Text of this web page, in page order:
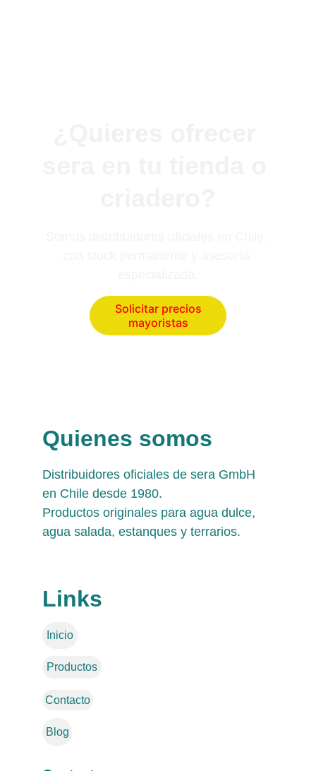
Solicitar precios
mayoristas
Quienes somos
Distribuidores oficiales de sera GmbH
en Chile desde 1980.
Productos originales para agua dulce,
agua salada, estanques y terrarios.
Inicio
Links
Productos
Contacto
Blog